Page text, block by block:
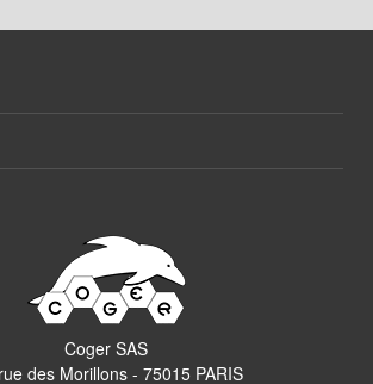
Coger SAS
des Morillons - 75015 PARIS